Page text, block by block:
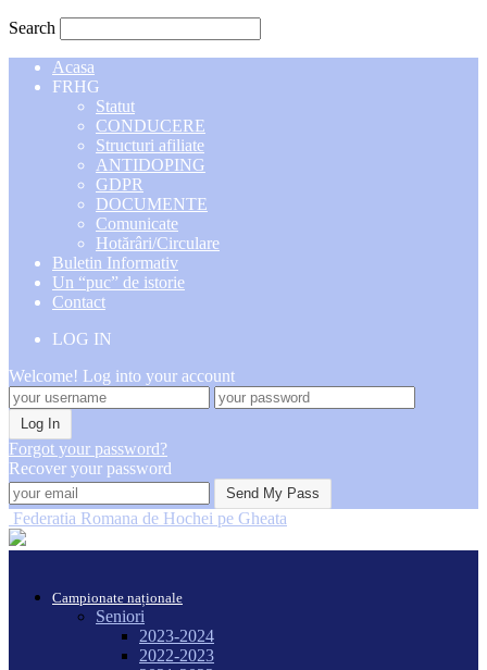
Search
Acasa
FRHG
Statut
CONDUCERE
Structuri afiliate
ANTIDOPING
GDPR
DOCUMENTE
Comunicate
Hotărâri/Circulare
Buletin Informativ
Un “puc” de istorie
Contact
LOG IN
Welcome! Log into your account
Forgot your password?
Recover your password
Federatia Romana de Hochei pe Gheata
Campionate naționale
Seniori
2023-2024
2022-2023